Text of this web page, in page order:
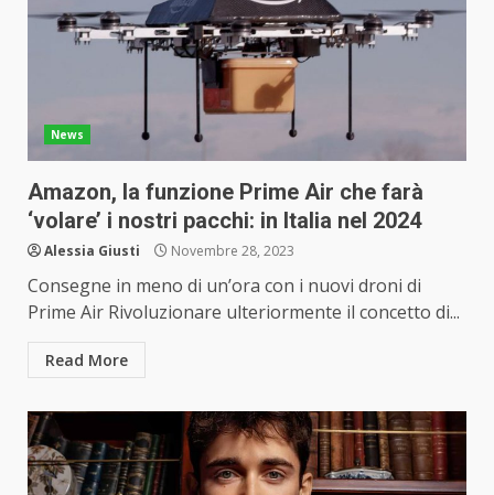
News
Amazon, la funzione Prime Air che farà
‘volare’ i nostri pacchi: in Italia nel 2024
Alessia Giusti Novembre 28, 2023
Consegne in meno di un’ora con i nuovi droni di
Prime Air Rivoluzionare ulteriormente il concetto di...
Read More